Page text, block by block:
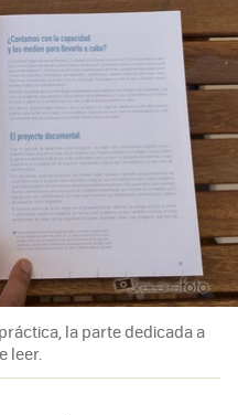
la parte dedicada a
leer.